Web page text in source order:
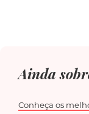
Ainda
Conheça os